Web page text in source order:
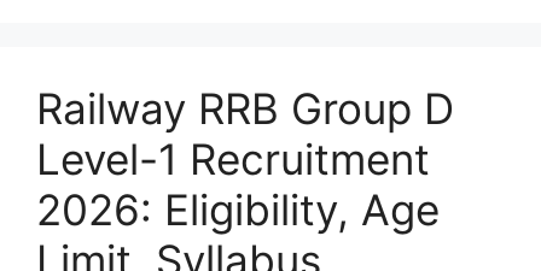
Railway RRB Group D
Level-1 Recruitment
2026: Eligibility, Age
Limit, Syllabus,